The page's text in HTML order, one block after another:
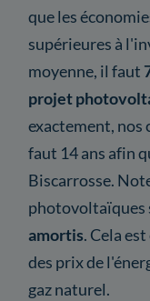
que les
supérieures à
moyenne, il faut
projet
exactement,
faut 14 ans afin
Biscarrosse.
photovoltaïques
amortis. Cela
des prix de
gaz naturel.